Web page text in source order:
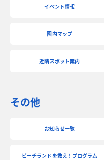
イベント情報
園内マップ
近隣スポット案内
その他
お知らせ一覧
ビーチランドを救え！プログラム